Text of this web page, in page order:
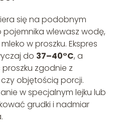
się na podobnym
wlewasz wodę,
w proszku. Ekspres
do 37–40°C, a
zgodnie z
objętością porcji.
w specjalnym lejku lub
grudki i nadmiar